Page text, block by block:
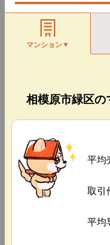
マンション▼
相模原市緑区
平均
取引
平均